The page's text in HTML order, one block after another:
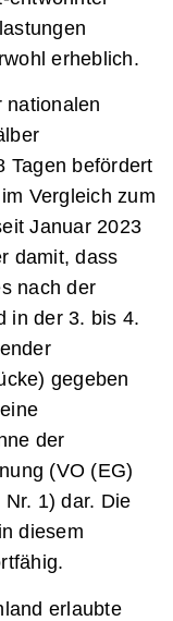
erheblich.
nationalen
Tagen befördert
Vergleich zum
Januar 2023
damit, dass
nach der
in der 3. bis 4.
gegeben
der
(VO (EG)
1) dar. Die
diesem
erlaubte